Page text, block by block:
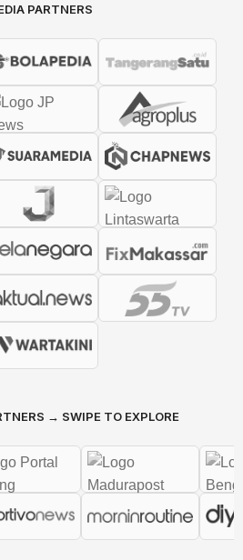
PARTNERS
→ SWIPE TO EXPLORE